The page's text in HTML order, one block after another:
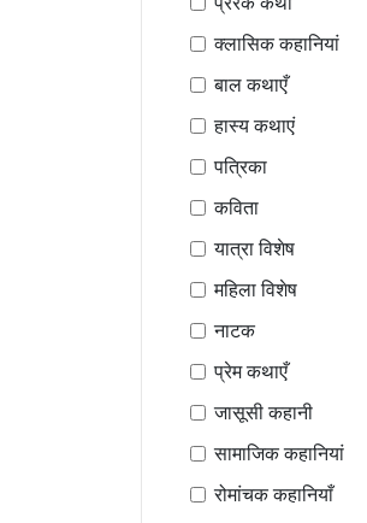
क्लासिक कहानियां
बाल कथाएँ
हास्य कथाएं
पत्रिका
कविता
यात्रा विशेष
महिला विशेष
नाटक
प्रेम कथाएँ
जासूसी कहानी
सामाजिक कहानियां
रोमांचक कहानियाँ